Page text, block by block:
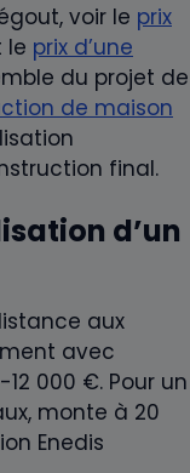
voir le prix
le prix d’une
du projet de
de maison
final.
d’un
aux
avec
000 €. Pour un
monte à 20
Enedis